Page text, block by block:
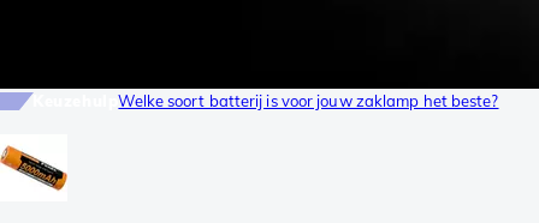
KeuzehulpWelke soort batterij is voor jouw zaklamp het beste?